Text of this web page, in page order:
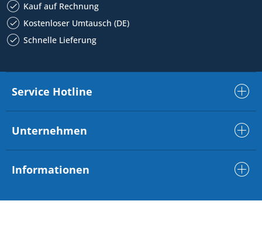
Kauf auf Rechnung
Kostenloser Umtausch (DE)
Schnelle Lieferung
Service Hotline
Unternehmen
Informationen